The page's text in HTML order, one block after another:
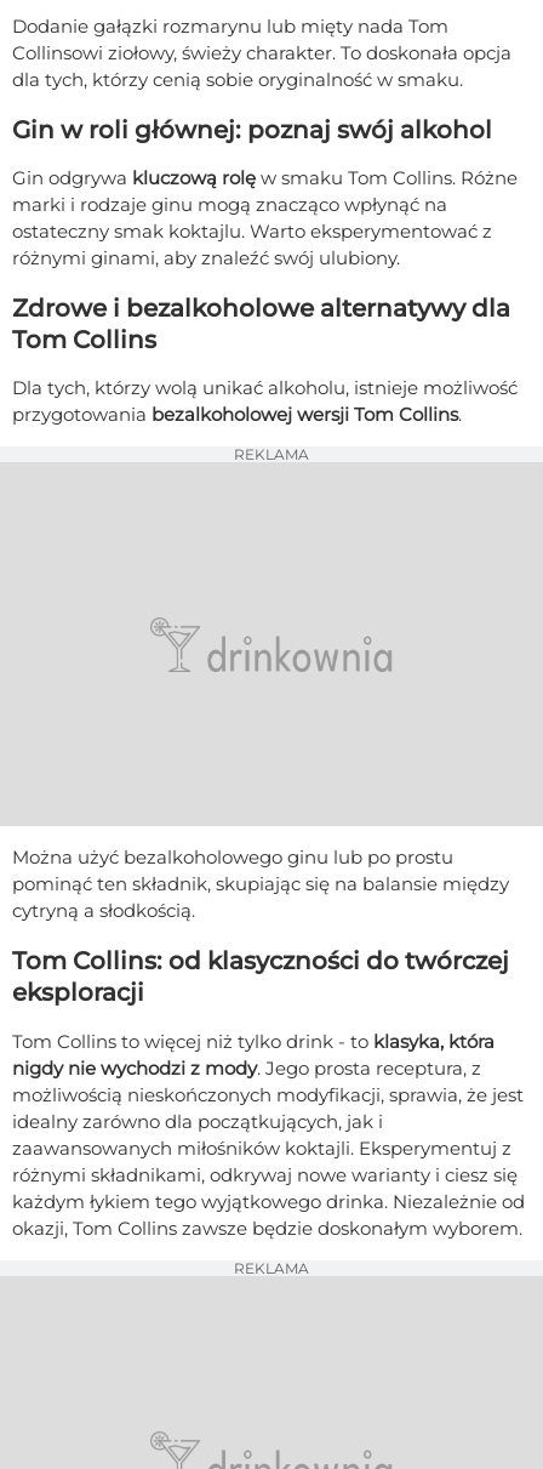
Dodanie gałązki rozmarynu lub mięty nada Tom
Collinsowi ziołowy, świeży charakter. To doskonała opcja
dla tych, którzy cenią sobie oryginalność w smaku.
Gin w roli głównej: poznaj swój alkohol
Gin odgrywa kluczową rolę w smaku Tom Collins. Różne
marki i rodzaje ginu mogą znacząco wpłynąć na
ostateczny smak koktajlu. Warto eksperymentować z
różnymi ginami, aby znaleźć swój ulubiony.
Zdrowe i bezalkoholowe alternatywy dla
Tom Collins
Dla tych, którzy wolą unikać alkoholu, istnieje możliwość
przygotowania bezalkoholowej wersji Tom Collins.
REKLAMA
Można użyć bezalkoholowego ginu lub po prostu
pominąć ten składnik, skupiając się na balansie między
cytryną a słodkością.
Tom Collins: od klasyczności do twórczej
eksploracji
Tom Collins to więcej niż tylko drink - to klasyka, która
nigdy nie wychodzi z mody. Jego prosta receptura, z
możliwością nieskończonych modyfikacji, sprawia, że jest
idealny zarówno dla początkujących, jak i
zaawansowanych miłośników koktajli. Eksperymentuj z
różnymi składnikami, odkrywaj nowe warianty i ciesz się
każdym łykiem tego wyjątkowego drinka. Niezależnie od
okazji, Tom Collins zawsze będzie doskonałym wyborem.
REKLAMA